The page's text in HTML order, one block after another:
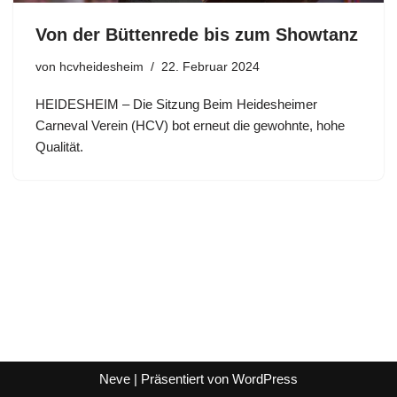
Von der Büttenrede bis zum Showtanz
von hcvheidesheim 22. Februar 2024
HEIDESHEIM – Die Sitzung Beim Heidesheimer
Carneval Verein (HCV) bot erneut die gewohnte, hohe
Qualität.
Neve | Präsentiert von WordPress